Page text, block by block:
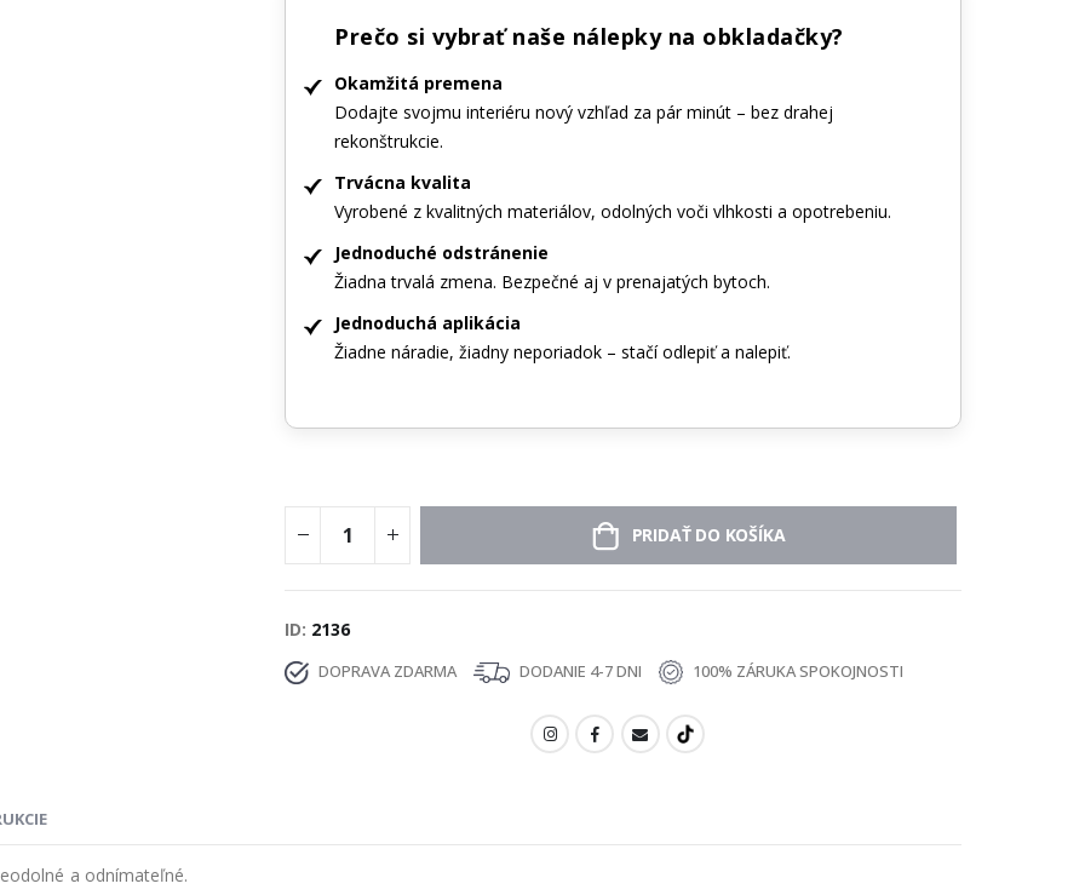
Prečo si vybrať naše nálepky na obkladačky?
Okamžitá premena
Dodajte svojmu interiéru nový vzhľad za pár minút – bez drahej
rekonštrukcie.
Trvácna kvalita
Vyrobené z kvalitných materiálov, odolných voči vlhkosti a opotrebeniu.
Jednoduché odstránenie
Žiadna trvalá zmena. Bezpečné aj v prenajatých bytoch.
Jednoduchá aplikácia
Žiadne náradie, žiadny neporiadok – stačí odlepiť a nalepiť.
PRIDAŤ DO KOŠÍKA
ID 2136
DOPRAVA ZDARMA DODANIE 4-7 DNI 100% ZÁRUKA SPOKOJNOSTI
a odnímateľné.